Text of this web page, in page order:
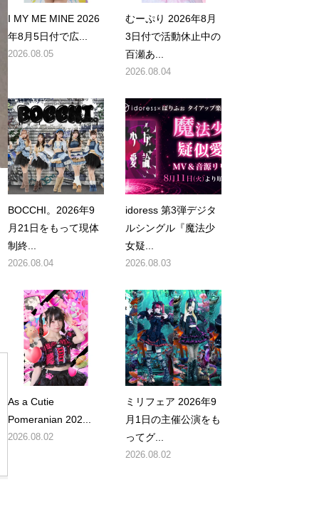
I MY ME MINE 2026
年8月5日付で広...
2026.08.05
むーぷり 2026年8月
3日付で活動休止中の
百瀬あ...
2026.08.04
BOCCHI。2026年9
月21日をもって現体
制終...
2026.08.04
idoress 第3弾デジタ
ルシングル『魔法少
女疑...
2026.08.03
As a Cutie
Pomeranian 202...
2026.08.02
ミリフェア 2026年9
月1日の主催公演をも
ってグ...
2026.08.02